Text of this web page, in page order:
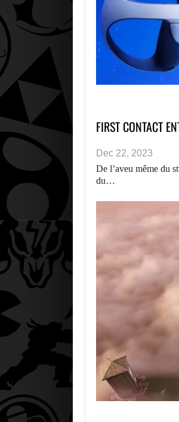
FIRST CONTACT
Dec 22, 2023
De l’aveu même du
du…